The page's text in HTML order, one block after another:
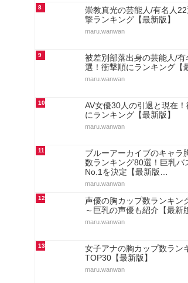
8
崇教真光の芸能人/有名人
撃ランキング【最新版】
maru.wanwan
9
被差別部落出身の芸能人/有
選！衝撃順にランキング【
maru.wanwan
10
AV女優30人の引退と現在
にランキング【最新版】
maru.wanwan
11
ブルーアーカイブのキャラ
数ランキング80選！巨乳バ
No.1を決定【最新版…
maru.wanwan
12
声優の胸カップ数ランキン
～巨乳の声優も紹介【最新
maru.wanwan
13
女子アナの胸カップ数ラン
TOP30【最新版】
maru.wanwan